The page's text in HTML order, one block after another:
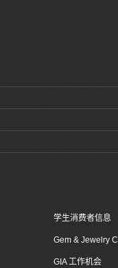
学生消费者信息
Gem & Jewelry
GIA 工作机会